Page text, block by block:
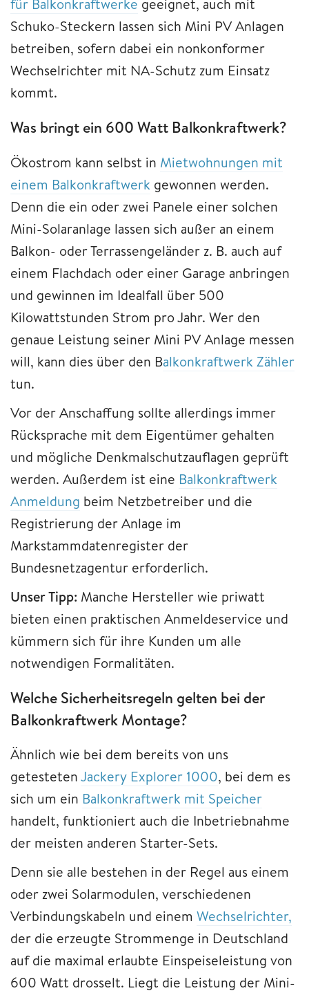
für Balkonkraftwerke geeignet, auch mit
Schuko-Steckern lassen sich Mini PV Anlagen
betreiben, sofern dabei ein nonkonformer
Wechselrichter mit NA-Schutz zum Einsatz
kommt.
Was bringt ein 600 Watt Balkonkraftwerk?
Ökostrom kann selbst in Mietwohnungen mit
einem Balkonkraftwerk gewonnen werden.
Denn die ein oder zwei Panele einer solchen
Mini-Solaranlage lassen sich außer an einem
Balkon- oder Terrassengeländer z. B. auch auf
einem Flachdach oder einer Garage anbringen
und gewinnen im Idealfall über 500
Kilowattstunden Strom pro Jahr. Wer den
genaue Leistung seiner Mini PV Anlage messen
will, kann dies über den Balkonkraftwerk Zähler
tun.
Vor der Anschaffung sollte allerdings immer
Rücksprache mit dem Eigentümer gehalten
und mögliche Denkmalschutzauflagen geprüft
werden. Außerdem ist eine Balkonkraftwerk
Anmeldung beim Netzbetreiber und die
Registrierung der Anlage im
Markstammdatenregister der
Bundesnetzagentur erforderlich.
Unser Tipp: Manche Hersteller wie priwatt
bieten einen praktischen Anmeldeservice und
kümmern sich für ihre Kunden um alle
notwendigen Formalitäten.
Welche Sicherheitsregeln gelten bei der
Balkonkraftwerk Montage?
Ähnlich wie bei dem bereits von uns
getestetenJackery Explorer 1000, bei dem es
sich um ein Balkonkraftwerk mit Speicher
handelt, funktioniert auch die Inbetriebnahme
der meisten anderen Starter-Sets.
Denn sie alle bestehen in der Regel aus einem
oder zwei Solarmodulen, verschiedenen
Verbindungskabeln und einem Wechselrichter,
der die erzeugte Strommenge in Deutschland
auf die maximal erlaubte Einspeiseleistung von
600 Watt drosselt. Liegt die Leistung der Mini-